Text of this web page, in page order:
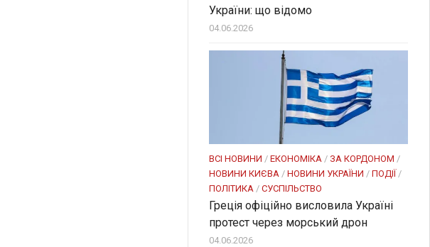
України: що відомо
04.06.2026
ВСІ НОВИНИ / ЕКОНОМІКА / ЗА КОРДОНОМ /
НОВИНИ КИЄВА / НОВИНИ УКРАЇНИ / ПОДІЇ /
ПОЛІТИКА / СУСПІЛЬСТВО
Греція офіційно висловила Україні
протест через морський дрон
04.06.2026